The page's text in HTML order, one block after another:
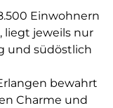
Einwohnern
liegt jeweils nur
und südöstlich
bewahrt
Charme und